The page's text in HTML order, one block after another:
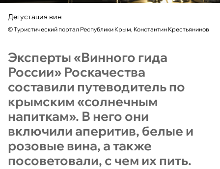
Дегустация вин
©Туристический портал Республики Крым, Константин Крестьянинов
Эксперты «Винного гида
России» Роскачества
составили путеводитель по
крымским «солнечным
напиткам». В него они
включили аперитив, белые и
розовые вина, а также
посоветовали, с чем их пить.